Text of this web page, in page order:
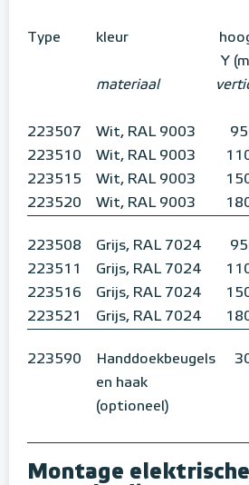
Type kleur
Y
materiaal
223507 Wit, RAL 9003
223510
Wit, RAL 9003
223515
Wit, RAL 9003
223520
Wit, RAL 9003
223508 Grijs, RAL 7024
223511
Grijs, RAL 7024
223516
Grijs, RAL 7024
223521
Grijs, RAL 7024
223590
Handdoekbeugels
en haak
(optioneel)
Montage